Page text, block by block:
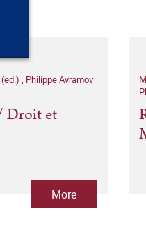
, Philippe Avramov
Droit et
More